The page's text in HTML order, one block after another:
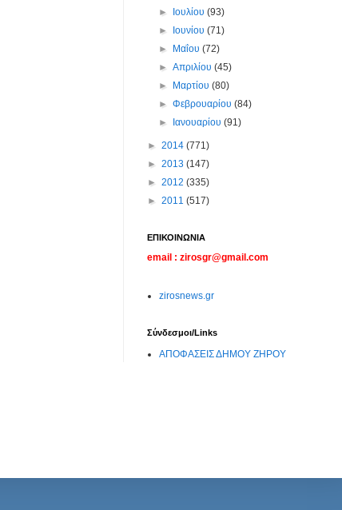
► Ιουλίου(93)
► Ιουνίου(71)
► Μαΐου(72)
►Απριλίου(45)
► Μαρτίου(80)
►Φεβρουαρίου(84)
► Ιανουαρίου(91)
► 2014 (771)
► 2013 (147)
► 2012 (335)
► 2011 (517)
ΕΠΙΚΟΙΝΩΝΙΑ
email : zirosgr@gmail.com
zirosnews.gr
Σύνδεσμοι/Links
ΑΠΟΦΑΣΕΙΣ ΔΗΜΟΥ ΖΗΡΟΥ